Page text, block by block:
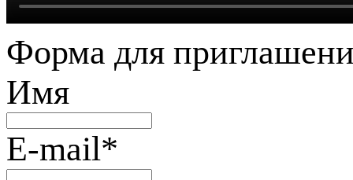
Форма для
Имя
E-mail*